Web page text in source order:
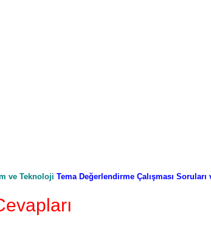
ve Teknoloji Tema Değerlendirme Çalışması Soruları